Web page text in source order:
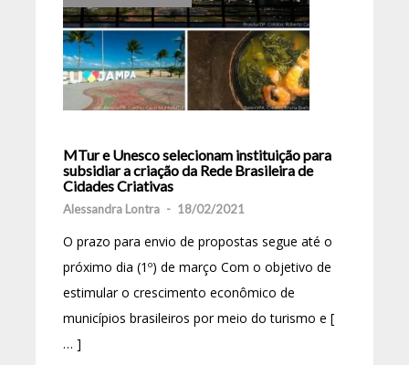
MTur e Unesco selecionam instituição para
subsidiar a criação da Rede Brasileira de
Cidades Criativas
Alessandra Lontra - 18/02/2021
O prazo para envio de propostas segue até o
próximo dia (1º) de março Com o objetivo de
estimular o crescimento econômico de
municípios brasileiros por meio do turismo e [
… ]